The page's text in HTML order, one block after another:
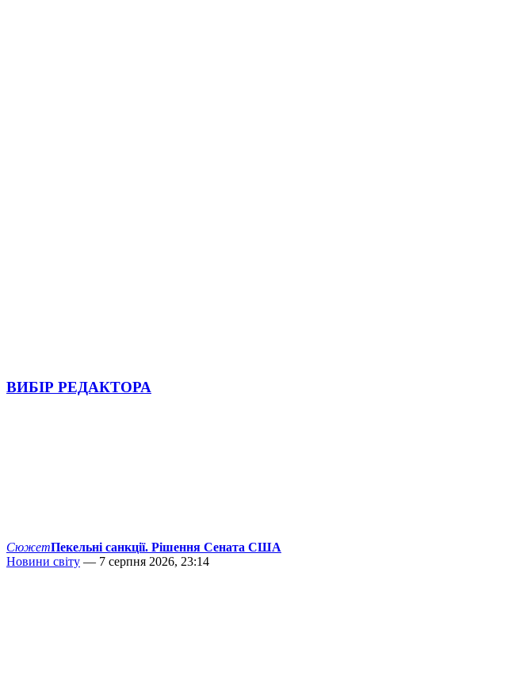
ВИБІР РЕДАКТОРА
СюжетПекельні санкції. Рішення Сената США
Новини світу — 7 серпня 2026, 23:14